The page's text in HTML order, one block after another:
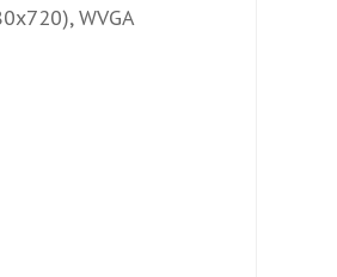
WVGA